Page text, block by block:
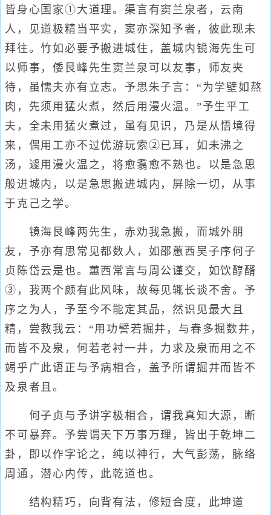
皆身心国家①大道理。渠言有窦兰泉者，云南
人，见道极精当平实，窦亦深知予者，彼此现未
拜往。竹如必要予搬进城住，盖城内镜海先生可
以师事，倭艮峰先生窦兰泉可以友事，师友夹
待，虽懦夫亦有立志。予思朱子言：“为学壁如熬
肉，先须用猛火煮，然后用漫火温。”予生平工
夫，全未用猛火煮过，虽有见识，乃是从悟境得
来，偶用工亦不过优游玩索②已耳，如未沸之
汤，遽用漫火温之，将愈翥愈不熟也。以是急思
般进城内，以是急思搬进城内，屏除一切，从事
于克己之学。
镜海艮峰两先生，赤劝我急搬，而城外朋
友，予亦有思常见都数人，如邵蕙西吴子序何子
贞陈岱云是也。蕙西常言与周公谨交，如饮醇醑
③，我两个颇有此风味，故每见辄长谈不舍。予
序之为人，予至今不能定其品，然识见最大且
精，尝教我云：“用功譬若掘井，与春多掘数井，
而皆不及泉，何若老衬一井，力求及泉而用之不
竭乎广此语正与予病相合，盖予所谓掘井而皆不
及泉者且。
何子贞与予讲字极相合，谓我真知大源，断
不可暴弃。予尝谓天下万事万理，皆出于乾坤二
卦，即以作字论之，纯以神行，大气彭荡，脉络
周通，潜心内传，此乾道也。
结构精巧，向背有法，修短合度，此坤道